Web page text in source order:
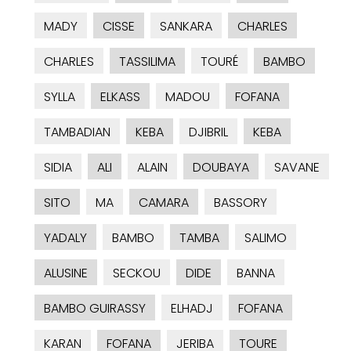
MADY
CISSE SANKARA
CHARLES
CHARLES
TASSILIMA TOURÉ
BAMBO
SYLLA
ELKASS MADOU
FOFANA
TAMBADIAN
KEBA DJIBRIL
KEBA
SIDIA
ALI ALAIN DOUBAYA
SAVANE
SITO
MA CAMARA
BASSORY
YADALY
BAMBO TAMBA
SALIMO
ALUSINE
SECKOU DIDE
BANNA
BAMBO GUIRASSY
ELHADJ
FOFANA
KARAN
FOFANA JERIBA TOURE